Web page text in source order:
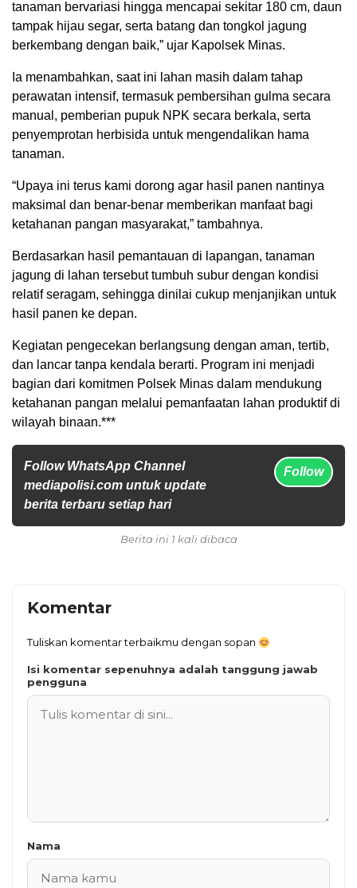
tanaman bervariasi hingga mencapai sekitar 180 cm, daun
tampak hijau segar, serta batang dan tongkol jagung
berkembang dengan baik,” ujar Kapolsek Minas.
Ia menambahkan, saat ini lahan masih dalam tahap
perawatan intensif, termasuk pembersihan gulma secara
manual, pemberian pupuk NPK secara berkala, serta
penyemprotan herbisida untuk mengendalikan hama
tanaman.
“Upaya ini terus kami dorong agar hasil panen nantinya
maksimal dan benar-benar memberikan manfaat bagi
ketahanan pangan masyarakat,” tambahnya.
Berdasarkan hasil pemantauan di lapangan, tanaman
jagung di lahan tersebut tumbuh subur dengan kondisi
relatif seragam, sehingga dinilai cukup menjanjikan untuk
hasil panen ke depan.
Kegiatan pengecekan berlangsung dengan aman, tertib,
dan lancar tanpa kendala berarti. Program ini menjadi
bagian dari komitmen Polsek Minas dalam mendukung
ketahanan pangan melalui pemanfaatan lahan produktif di
wilayah binaan.***
Follow WhatsApp Channel
mediapolisi.com untuk update
berita terbaru setiap hari
Follow
Berita ini 1 kali dibaca
Komentar
Tuliskan komentar terbaikmu dengan sopan
Isi komentar sepenuhnya adalah tanggung jawab
pengguna
Nama